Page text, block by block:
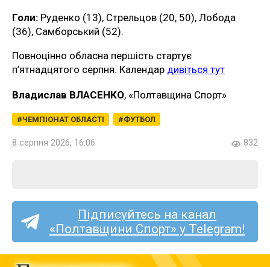
Голи: Руденко (13), Стрельцов (20, 50), Лобода
(36), Самборський (52).
Повноцінно обласна першість стартує
п’ятнадцятого серпня. Календар дивіться тут
Владислав ВЛАСЕНКО, «Полтавщина Спорт»
ЧЕМПІОНАТ ОБЛАСТІ ФУТБОЛ
8 серпня 2026, 16:06 832
Підписуйтесь на канал
«Полтавщини Спорт» у Telegram!